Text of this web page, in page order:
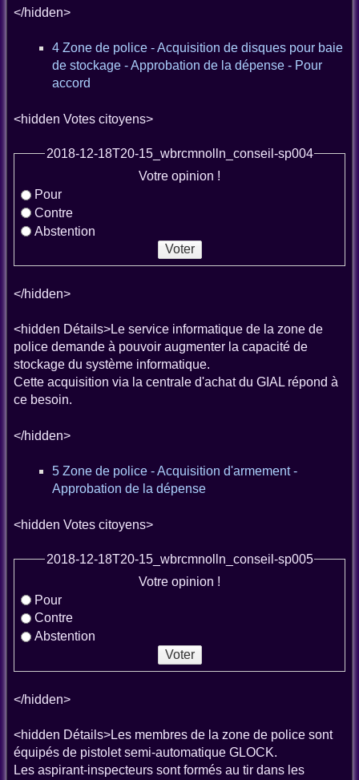
</hidden>
4 Zone de police - Acquisition de disques pour baie
de stockage - Approbation de la dépense - Pour
accord
<hidden Votes citoyens>
2018-12-18T20-15_wbrcmnolln_conseil-sp004
Votre opinion !
Pour
Contre
Abstention
</hidden>
<hidden Détails>Le service informatique de la zone de
police demande à pouvoir augmenter la capacité de
stockage du système informatique.
Cette acquisition via la centrale d'achat du GIAL répond à
ce besoin.
</hidden>
5 Zone de police - Acquisition d'armement -
Approbation de la dépense
<hidden Votes citoyens>
2018-12-18T20-15_wbrcmnolln_conseil-sp005
Votre opinion !
Pour
Contre
Abstention
</hidden>
<hidden Détails>Les membres de la zone de police sont
équipés de pistolet semi-automatique GLOCK.
Les aspirant-inspecteurs sont formés au tir dans les